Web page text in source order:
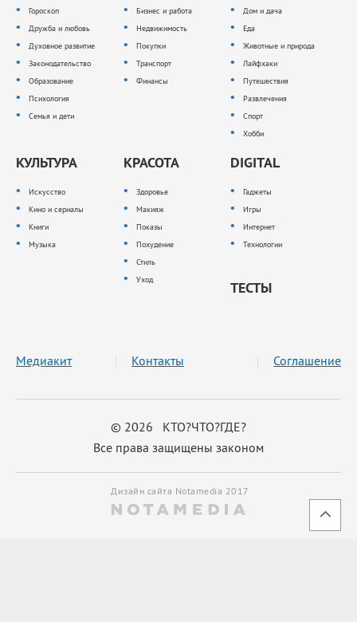
Гороскоп
Дружба и любовь
Духовное развитие
Законодательство
Образование
Психология
Семья и дети
Бизнес и работа
Недвижимость
Покупки
Транспорт
Финансы
Дом и дача
Еда
Животные и природа
Лайфхаки
Путешествия
Развлечения
Спорт
Хобби
КУЛЬТУРА
Искусство
Кино и сериалы
Книги
Музыка
КРАСОТА
Здоровье
Макияж
Показы
Похудение
Стиль
Уход
DIGITAL
Гаджеты
Игры
Интернет
Технологии
ТЕСТЫ
© 2026 КТО?ЧТО?ГДЕ?
Все права защищены законом
Медиакит Контакты Соглашение
Дизайн сайта Notamedia 2017